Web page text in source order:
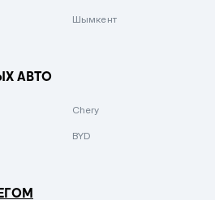
Шымкент
АВТО
Chery
BYD